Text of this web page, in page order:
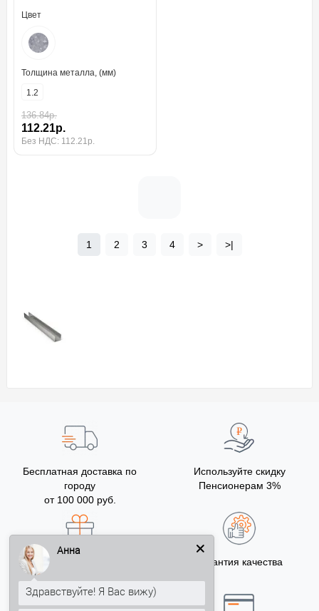
Цвет
Толщина металла, (мм)
1.2
136.84р.
112.21р.
Без НДС: 112.21р.
1 2 3 4 > >|
Бесплатная доставка по
городу
от 100 000 руб.
Используйте скидку
Пенсионерам 3%
Бонусы за покупку
5% на Ваш счет
Гарантия качества
Анна
Здравствуйте! Я Вас вижу)